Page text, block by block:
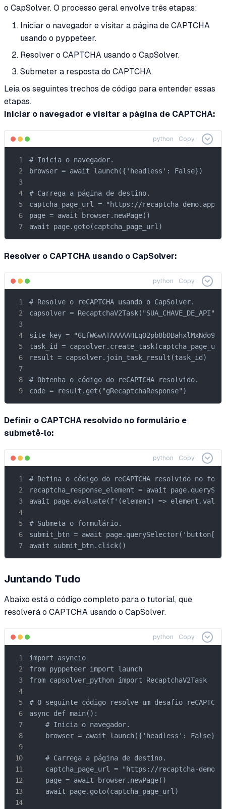
o CapSolver. O processo geral envolve três etapas:
Iniciar o navegador e visitar a página de CAPTCHA
usando o pyppeteer.
Resolver o CAPTCHA usando o CapSolver.
Submeter a resposta do CAPTCHA.
Leia os seguintes trechos de código para entender essas
etapas.
Iniciar o navegador e visitar a página de CAPTCHA:
python Copy
# Inicia o navegador.
browser = await launch({'headless': False})
# Carrega a página de destino.
captcha_page_url = "https://recaptcha-
page = await browser.newPage()
await page.goto(captcha_page_url)
Resolver o CAPTCHA usando o CapSolver:
python Copy
# Resolve o reCAPTCHA usando o CapSolver.
capsolver = RecaptchaV2Task("SUA_CHAVE_DE_API")
site_key =
task_id =
result = capsolver.join_task_result(task_id)
# Obtenha o código do reCAPTCHA resolvido.
code = result.get("gRecaptchaResponse")
Definir o CAPTCHA resolvido no formulário e
submetê-lo:
python Copy
# Defina o código do reCAPTCHA resolvido no
recaptcha_response_element = await
await page.evaluate(f'(element) =>
# Submeta o formulário.
submit_btn = await
await submit_btn.click()
Juntando Tudo
Abaixo está o código completo para o tutorial, que
resolverá o CAPTCHA usando o CapSolver.
python Copy
import asyncio
from pyppeteer import launch
from capsolver_python import RecaptchaV2Task
# O seguinte código resolve um desafio
async def main():
    # Inicia o navegador.
    browser = await launch({'headless': False})
    # Carrega a página de destino.
captcha_page_url = "https://recaptcha-
    page = await browser.newPage()
    await page.goto(captcha_page_url)